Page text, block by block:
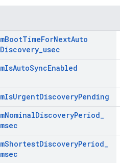
mBootTimeForNextAuto
Discovery_usec
mIsAutoSyncEnabled
mIsUrgentDiscoveryPending
mNominalDiscoveryPeriod_
msec
mShortestDiscoveryPeriod_
msec